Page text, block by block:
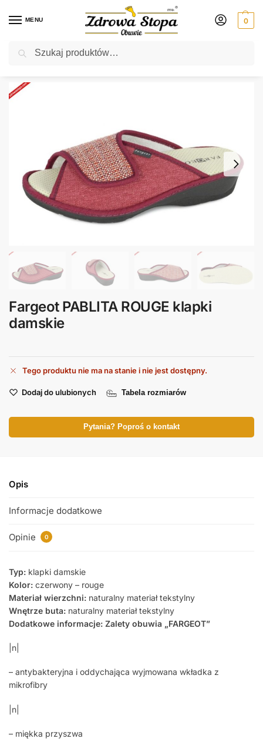
MENU 0
Rabat ⚡ 5% kod: ZDROWASTOPA (na obuwie poza promocją)
Fargeot PABLITA ROUGE klapki
damskie
Tego produktu nie ma na stanie i nie jest dostępny.
Dodaj do ulubionych Tabela rozmiarów
Pytania? Poproś o kontakt
Opis
Informacje dodatkowe
Opinie 0
Typ: klapki damskie
Kolor: czerwony – rouge
Materiał wierzchni: naturalny materiał tekstylny
Wnętrze buta: naturalny materiał tekstylny
Dodatkowe informacje: Zalety obuwia „FARGEOT”
|n|
– antybakteryjna i oddychająca wyjmowana wkładka z
mikrofibry
|n|
– miękka przyszwa